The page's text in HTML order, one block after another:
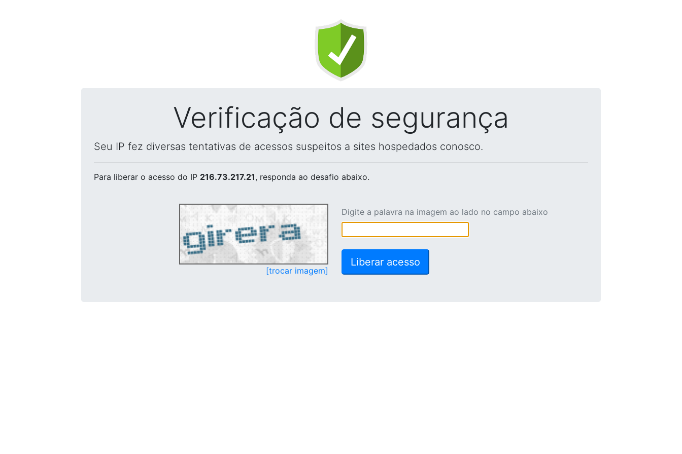
Verificação de segurança
Seu IP fez diversas tentativas de acessos suspeitos a sites hospedados conosco.
Para liberar o acesso do IP 216.73.217.21, responda ao desafio abaixo.
[trocar imagem]
Digite a palavra na imagem ao lado no campo abaixo